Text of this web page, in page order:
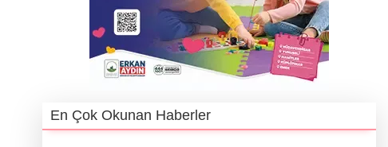
En Çok Okunan Haberler